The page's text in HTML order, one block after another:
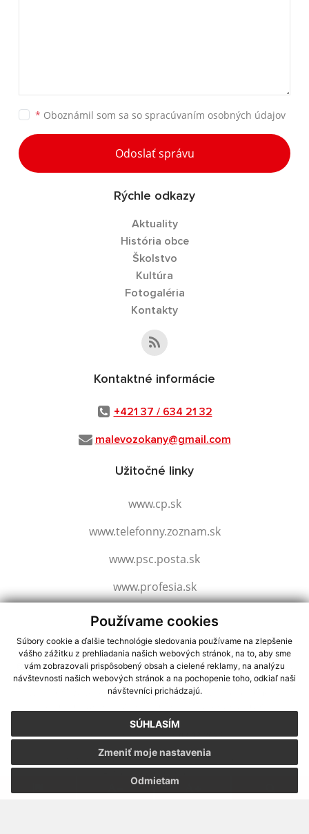
Používame cookies
Súbory cookie a ďalšie technológie sledovania používame na zlepšenie
vášho zážitku z prehliadania našich webových stránok, na to, aby sme
vám zobrazovali prispôsobený obsah a cielené reklamy, na analýzu
návštevnosti našich webových stránok a na pochopenie toho, odkiaľ naši
návštevníci prichádzajú.
SÚHLASÍM
Odmietam
Zmeniť moje nastavenia
* Oboznámil som sa so spracúvaním osobných údajov
Odoslať správu
Rýchle odkazy
Aktuality
História obce
Školstvo
Kultúra
Fotogaléria
Kontakty
Kontaktné informácie
+421 37 / 634 21 32
malevozokany@gmail.com
Užitočné linky
www.cp.sk
www.telefonny.zoznam.sk
www.psc.posta.sk
www.profesia.sk
www.slovensko.sk
využite možnosť získavania aktuálnych informácií s využitím RSS
CMS systém (redakčný) systém ECHELON 2,Mapa stránok,web portál
webex.digital, s.r.o.,domény,registrácia domény
Posledná aktualizácia:03.08.2026
Vytlačiť stránku|Vyhlásenie o prístupnosti